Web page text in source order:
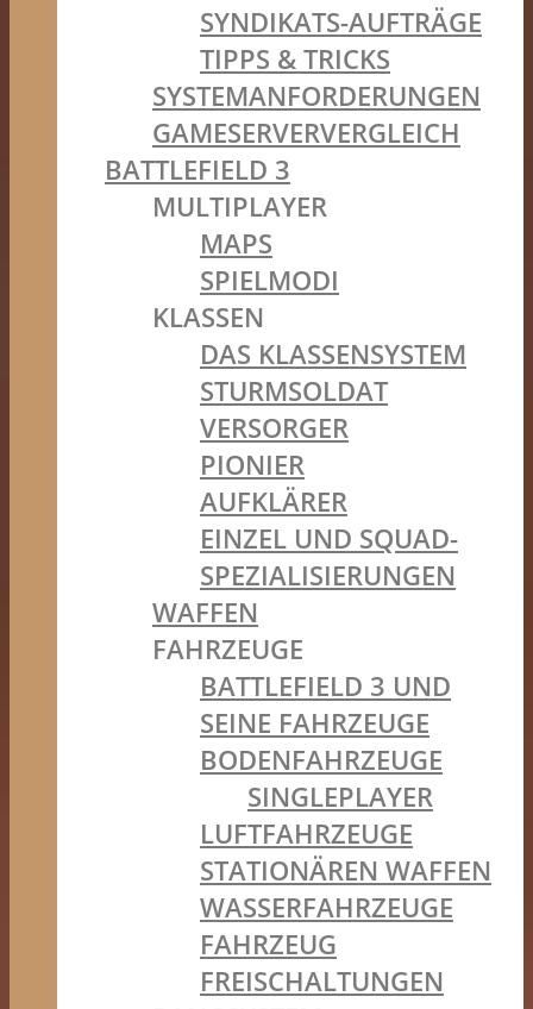
SYNDIKATS-AUFTRÄGE
TIPPS & TRICKS
SYSTEMANFORDERUNGEN
GAMESERVERVERGLEICH
BATTLEFIELD 3
MULTIPLAYER
MAPS
SPIELMODI
KLASSEN
DAS KLASSENSYSTEM
STURMSOLDAT
VERSORGER
PIONIER
AUFKLÄRER
EINZEL UND SQUAD-
SPEZIALISIERUNGEN
WAFFEN
FAHRZEUGE
BATTLEFIELD 3 UND
SEINE FAHRZEUGE
BODENFAHRZEUGE
SINGLEPLAYER
LUFTFAHRZEUGE
STATIONÄREN WAFFEN
WASSERFAHRZEUGE
FAHRZEUG
FREISCHALTUNGEN